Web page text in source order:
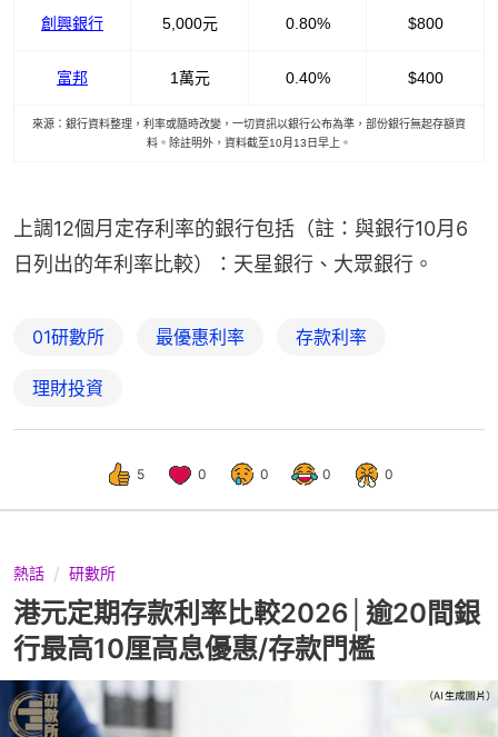
創興銀行 5,000元 0.80% $800
富邦 1萬元 0.40% $400
來源：銀行資料整理，利率或隨時改變，一切資訊以銀行公布為準，部份銀行無起存額資
料。除註明外，資料截至10月13日早上。
上調12個月定存利率的銀行包括（註：與銀行10月6
日列出的年利率比較）：天星銀行、大眾銀行。
01研數所 最優惠利率 存款利率
理財投資
5 0 0 0 0
熱話 研數所
港元定期存款利率比較2026│逾20間銀
行最高10厘高息優惠/存款門檻